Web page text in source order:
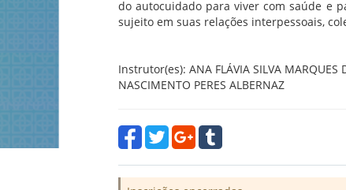
do autocuidado para viver com saúde e
sujeito em suas relações interpessoais,
Instrutor(es): ANA FLÁVIA SILVA MARQUES
NASCIMENTO PERES ALBERNAZ